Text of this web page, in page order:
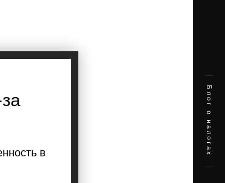
в
Блог о налогах